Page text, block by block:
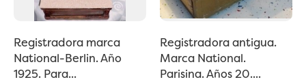
Registradora marca
National-Berlin. Año
1925. Para...
Registradora antigua.
Marca National.
Parisina. Años 20....